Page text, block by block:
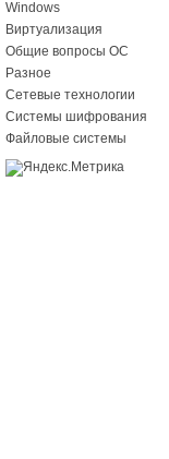
Windows
Виртуализация
Общие вопросы ОС
Разное
Сетевые технологии
Системы шифрования
Файловые системы